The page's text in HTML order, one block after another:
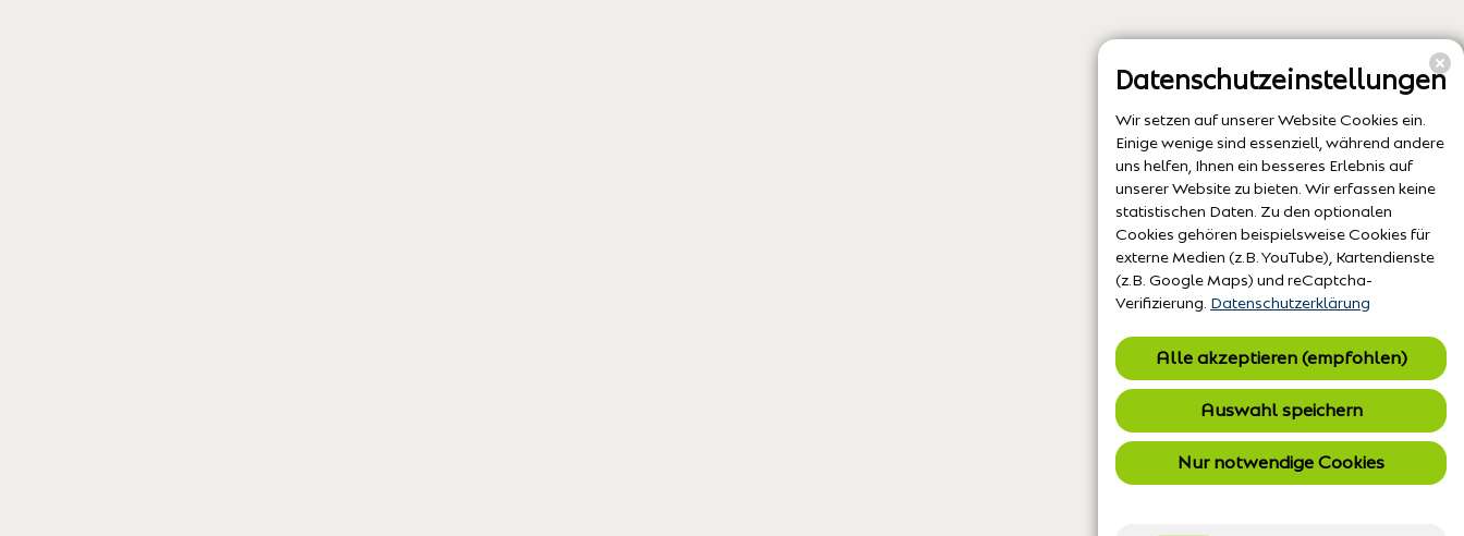
Datenschutzeinstellungen
Wir setzen auf unserer Website Cookies ein.
Einige wenige sind essenziell, während andere
uns helfen, Ihnen ein besseres Erlebnis auf
unserer Website zu bieten. Wir erfassen keine
statistischen Daten. Zu den optionalen
Cookies gehören beispielsweise Cookies für
externe Medien (z.B. YouTube), Kartendienste
(z.B. Google Maps) und reCaptcha-
Verifizierung. Datenschutzerklärung
Alle akzeptieren (empfohlen)
Auswahl speichern
Nur notwendige Cookies